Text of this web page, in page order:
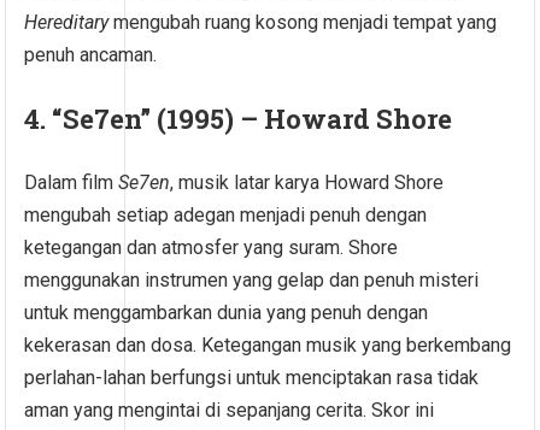
Hereditarymengubah ruang kosong menjadi tempat yang
penuh ancaman.
4. “Se7en” (1995) – Howard Shore
Dalam filmSe7en, musik latar karya Howard Shore
mengubah setiap adegan menjadi penuh dengan
ketegangan dan atmosfer yang suram. Shore
menggunakan instrumen yang gelap dan penuh misteri
untuk menggambarkan dunia yang penuh dengan
kekerasan dan dosa. Ketegangan musik yang berkembang
perlahan-lahan berfungsi untuk menciptakan rasa tidak
aman yang mengintai di sepanjang cerita. Skor ini